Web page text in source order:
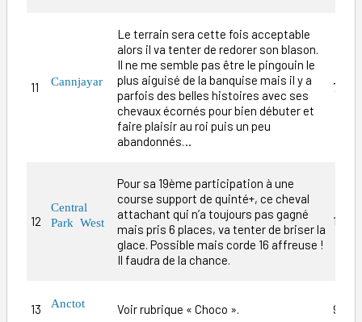
11 Cannjayar
Le terrain sera cette fois acceptable
alors il va tenter de redorer son blason.
Il ne me semble pas être le pingouin le
plus aiguisé de la banquise mais il y a
parfois des belles histoires avec ses
chevaux écornés pour bien débuter et
faire plaisir au roi puis un peu
abandonnés…
70/1
12
Central
Park West
Pour sa 19ème participation à une
course support de quinté+, ce cheval
attachant qui n’a toujours pas gagné
mais pris 6 places, va tenter de briser la
glace. Possible mais corde 16 affreuse !
Il faudra de la chance.
15/1
13 Anctot Voir rubrique « Choco ». 9/1